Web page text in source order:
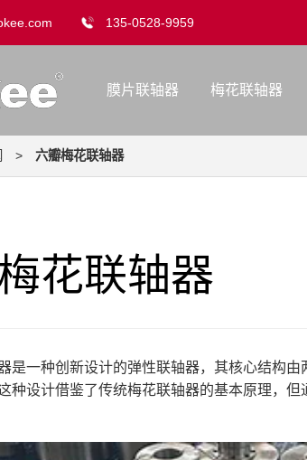
135-0528-9959
膜片联轴器 梅花联轴器
> 六瓣梅花联轴器
花联轴器
是一种创新设计的弹性联轴器，其核心结构
种设计借鉴了传统梅花联轴器的基本原理，